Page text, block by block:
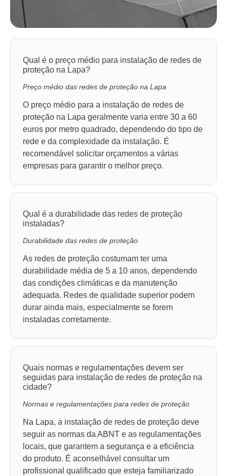
Qual é o preço médio para instalação de redes de
proteção na Lapa?
Preço médio das redes de proteção na Lapa
O preço médio para a instalação de redes de
proteção na Lapa geralmente varia entre 30 a 60
euros por metro quadrado, dependendo do tipo de
rede e da complexidade da instalação. É
recomendável solicitar orçamentos a várias
empresas para garantir o melhor preço.
Qual é a durabilidade das redes de proteção
instaladas?
Durabilidade das redes de proteção
As redes de proteção costumam ter uma
durabilidade média de 5 a 10 anos, dependendo
das condições climáticas e da manutenção
adequada. Redes de qualidade superior podem
durar ainda mais, especialmente se forem
instaladas corretamente.
Quais normas e regulamentações devem ser
seguidas para instalação de redes de proteção na
cidade?
Normas e regulamentações para redes de proteção
Na Lapa, a instalação de redes de proteção deve
seguir as normas da ABNT e as regulamentações
locais, que garantem a segurança e a eficiência
do produto. É aconselhável consultar um
profissional qualificado que esteja familiarizado